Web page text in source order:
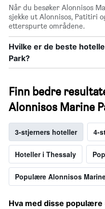
Når du besøker Alonnisos
sjekke ut Alonnisos, Patitiri
etterspurte områdene.
Hvilke er de beste
Park?
Finn bedre
Alonnisos Marine
3-stjerners hoteller 4-
Hoteller i Thessaly
Populære Alonnisos
Hva med disse